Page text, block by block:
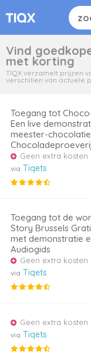
Vind
met korting
TIQX verzamelt prijzen
verschillen van actuele
Toegang tot
Een live
meester-
Chocoladeproeverij
Geen extra kosten
via Tiqets
Toegang tot de
Story Brussels
met demonstratie
Audiogids
Geen extra kosten
via Tiqets
Geen extra kosten
via Tiqets